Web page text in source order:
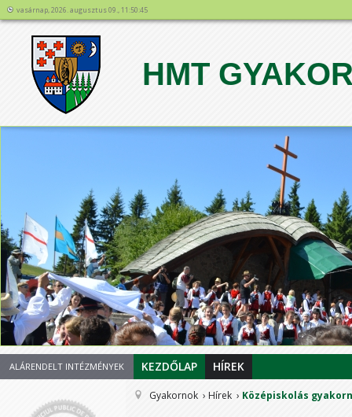
vasárnap, 2026. augusztus 09., 11:50:45
HMT
1234567
ALÁRENDELT INTÉZMÉNYEK KEZDŐLAP HÍREK
Gyakornok Hírek Középiskolás